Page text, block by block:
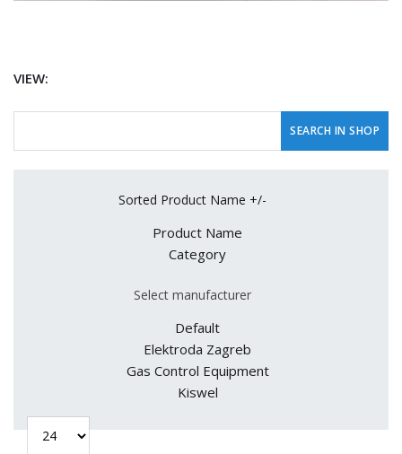
VIEW:
Sorted Product Name +/-
Product Name
Category
Select manufacturer
Default
Elektroda Zagreb
Gas Control Equipment
Kiswel